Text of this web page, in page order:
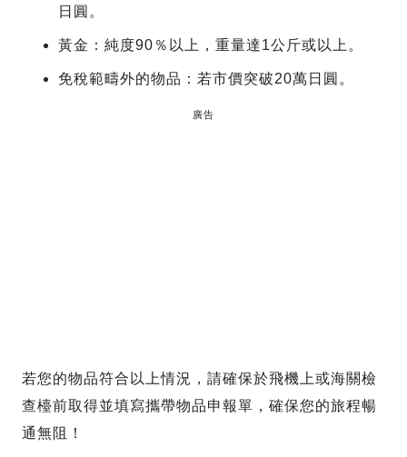
日圓。
黃金：純度90％以上，重量達1公斤或以上。
免稅範疇外的物品：若市價突破20萬日圓。
廣告
若您的物品符合以上情況，請確保於飛機上或海關檢
查檯前取得並填寫攜帶物品申報單，確保您的旅程暢
通無阻！